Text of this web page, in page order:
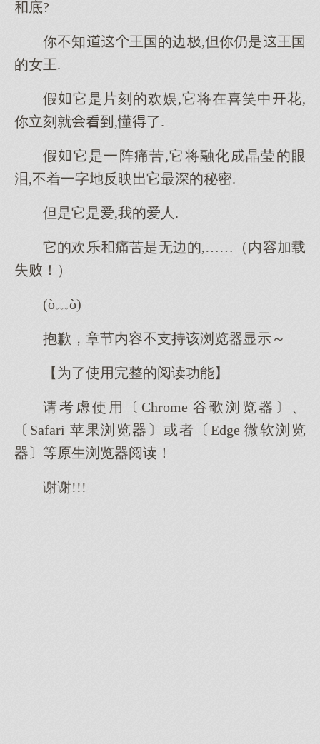
底?
你不知王国的边极,但你仍是王国
的女王.
假它是片刻的欢娱,它将在喜笑中花,
你立刻就,懂了.
假它是一阵痛苦,它将融化晶莹的眼
泪,不着一字反映它最深的秘密.
但是它是爱,我的爱人.
它的欢乐痛苦是无边的,……（内容加载
失败！）
(ò﹏ò)
抱歉，章节内容不支持该浏览器显示～
【为了使用完整的阅读功能】
请考虑使用〔Chrome 谷歌浏览器〕、
〔Safari 苹果浏览器〕或者〔Edge 微软浏览
器〕等原生浏览器阅读！
谢谢!!!